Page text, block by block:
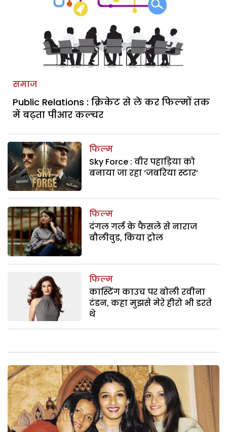
समाज
Public Relations : क्रिकेट से ले कर फिल्मों तक
में बढ़ता पीआर कल्चर
फिल्म
Sky Force : वीर पहाड़िया को
बनाया जा रहा ‘जबरिया स्टार’
फिल्म
दंगल गर्ल के फैसले से नाराज
बौलीवुड, किया ट्रोल
फिल्म
कास्टिंग काउच पर बोली रवीना
टंडन, कहा मुझसे मेरे हीरो भी डरते
थे